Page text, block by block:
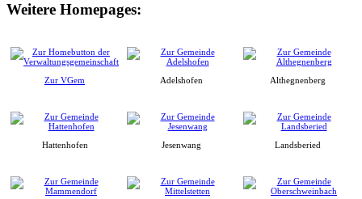
Weitere Homepages:
Zur VGem Adelshofen Althegnenberg
Hattenhofen Jesenwang Landsberied